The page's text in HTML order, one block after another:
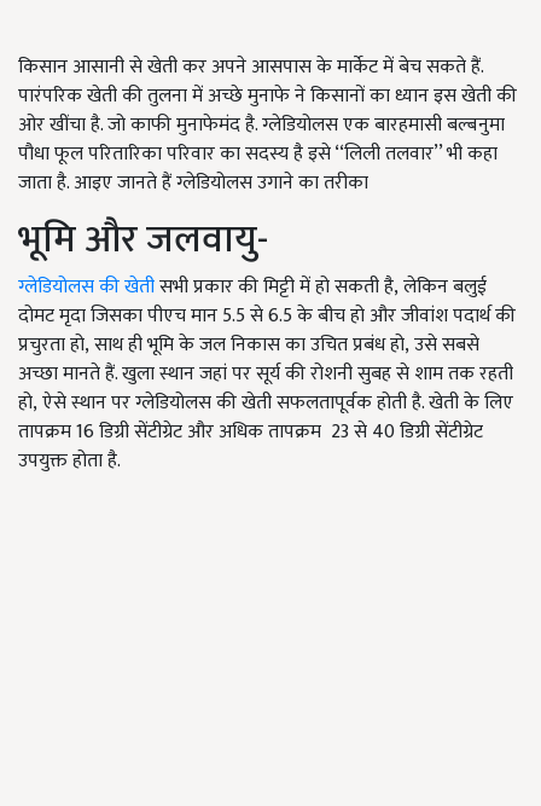
किसान आसानी से खेती कर अपने आसपास के मार्केट में बेच सकते हैं.
पारंपरिक खेती की तुलना में अच्छे मुनाफे ने किसानों का ध्यान इस खेती की
ओर खींचा है. जो काफी मुनाफेमंद है. ग्लेडियोलस एक बारहमासी बल्बनुमा
पौधा फूल परितारिका परिवार का सदस्य है इसे ‘‘लिली तलवार’’भी कहा
जाता है. आइए जानते हैं ग्लेडियोलस उगाने का तरीका
भूमि और जलवायु-
ग्लेडियोलस की खेतीसभी प्रकार की मिट्टी में हो सकती है, लेकिन बलुई
दोमट मृदा जिसका पीएच मान 5.5 से 6.5 के बीच हो और जीवांश पदार्थ की
प्रचुरता हो, साथ ही भूमि के जल निकास का उचित प्रबंध हो, उसे सबसे
अच्छा मानते हैं. खुला स्थान जहां पर सूर्य की रोशनी सुबह से शाम तक रहती
हो, ऐसे स्थान पर ग्लेडियोलस की खेती सफलतापूर्वक होती है. खेती के लिए
तापक्रम 16 डिग्री सेंटीग्रेट और अधिक तापक्रम 23 से 40 डिग्री सेंटीग्रेट
उपयुक्त होता है.